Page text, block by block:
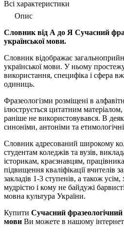
Всі характеристики
Опис
Словник від А до Я Сучасний
української мови.
Словник відображає
української мови. У ньому
використання, специфіка і сфера
одиниць.
Фразеологізми розміщені в
ілюструється цитатним
раніше не використовувався. В
синоніми, антоніми та
Словник адресований широкому
студентам коледжів та вузів,
історикам, краєзнавцям,
підвищення кваліфікації вчителів
закладів 1-3 ступенів, а також
мудрістю і кому не байдужі
мовна культура України.
Купити Сучасний фразеологічний
мови Ви можете в нашому